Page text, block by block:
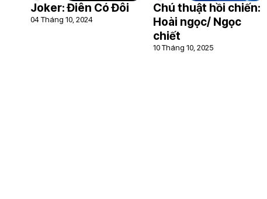
Joker: Điên Có Đôi
04 Tháng 10, 2024
Chú thuật hồi chiến:
Hoài ngọc/ Ngọc
chiết
10 Tháng 10, 2025